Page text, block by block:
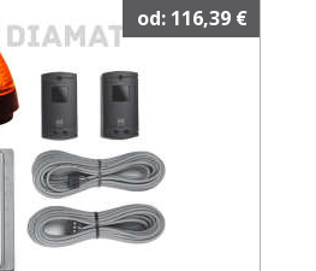
od: 116,39 €